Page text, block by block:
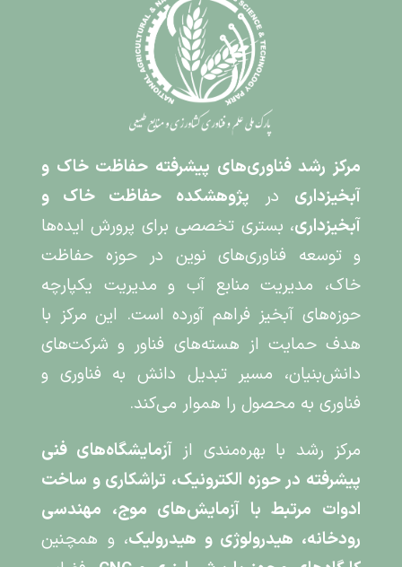
مرکز رشد فناوری‌های پیشرفته حفاظت خاک و
آبخیزداری در پژوهشکده حفاظت خاک و
آبخیزداری، بستری تخصصی برای پرورش ایده‌ها
و توسعه فناوری‌های نوین در حوزه حفاظت
خاک، مدیریت منابع آب و مدیریت یکپارچه
حوزه‌های آبخیز فراهم آورده است. این مرکز با
هدف حمایت از هسته‌های فناور و شرکت‌های
دانش‌بنیان، مسیر تبدیل دانش به فناوری و
فناوری به محصول را هموار می‌کند.
مرکز رشد با بهره‌مندی ازآزمایشگاه‌های فنی
پیشرفته در حوزه الکترونیک، تراشکاری و ساخت
ادوات مرتبط با آزمایش‌های موج، مهندسی
رودخانه، هیدرولوژی و هیدرولیک، و همچنین